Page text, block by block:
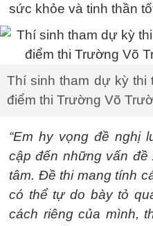
sức khỏe và tinh thần
Thí sinh tham dự kỳ thi
điểm thi Trường Võ
“Em hy vọng đề nghị
cập đến những vấn
tâm. Đề thi mang tính
có thể tự do bày tỏ
cách riêng của mình,